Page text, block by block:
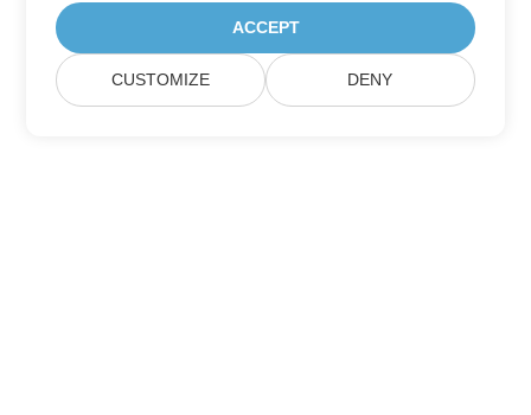
ACCEPT
CUSTOMIZE DENY